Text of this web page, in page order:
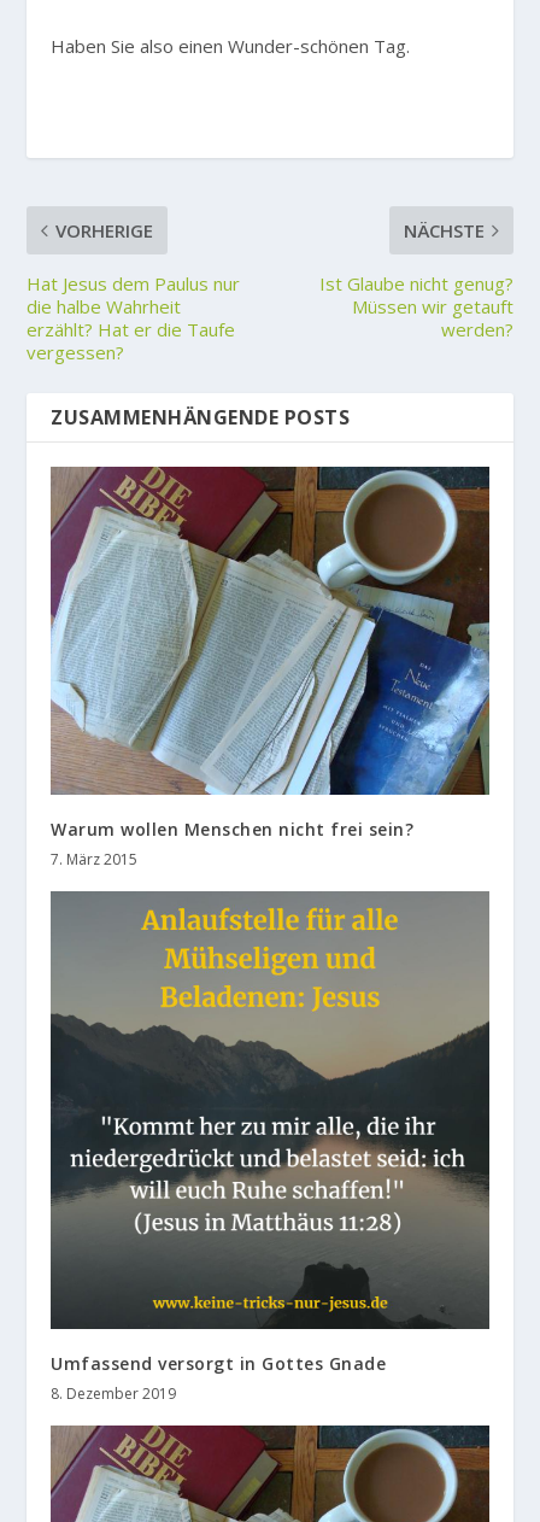
Haben Sie also einen Wunder-schönen Tag.
VORHERIGE
Hat Jesus dem Paulus nur
die halbe Wahrheit
erzählt? Hat er die Taufe
vergessen?
NÄCHSTE
Ist Glaube nicht genug?
Müssen wir getauft
werden?
ZUSAMMENHÄNGENDE POSTS
Warum wollen Menschen nicht frei sein?
7. März 2015
Umfassend versorgt in Gottes Gnade
8. Dezember 2019